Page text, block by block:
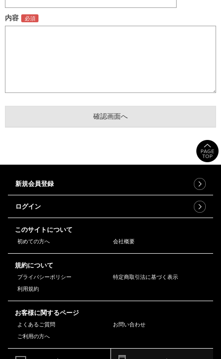
内容
新規会員登録
ログイン
このサイトについて
初めての方へ 会社概要
規約について
プライバシーポリシー
特定商取引法に基づく表示
利用規約
お客様に関するページ
よくあるご質問
お問い合わせ
ご利用の方へ